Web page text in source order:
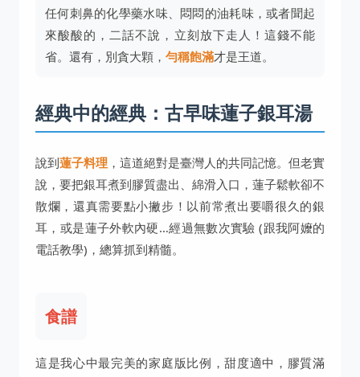
任何刺鼻的化學藥水味、悶悶的油耗味，或者聞起
來酸酸的，二話不說，立刻放下走人！這錢不能
省。還有，別貪大顆， 勻稱飽滿才是王道。
經典中的經典：古早味蓮子銀耳湯
說到蓮子料理 ，這道絕對是臺灣人的共同記憶。但老實
說，要把銀耳煮到膠質盡出、綿滑入口，蓮子鬆軟卻不
散爛，還真需要點小撇步！以前常煮出要嚼很久的銀
耳，或是蓮子外軟內硬…經過無數次實驗 (跟我阿嬤的
電話教學)，總算抓到精髓。
食譜
這是我心中最完美的家庭版比例，甜度適中，膠質滿